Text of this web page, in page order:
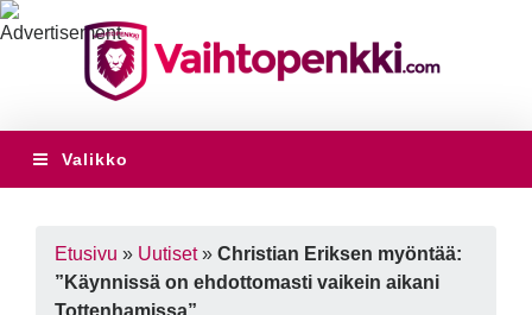
Valikko
Etusivu » Uutiset» Christian Eriksen myöntää:
”Käynnissä on ehdottomasti vaikein aikani